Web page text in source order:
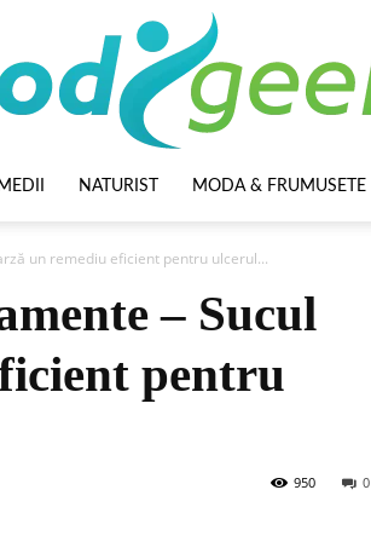
NATURIST MODA & FRUMUSETE
un remediu eficient pentru ulcerul...
– Sucul
pentru
0
950